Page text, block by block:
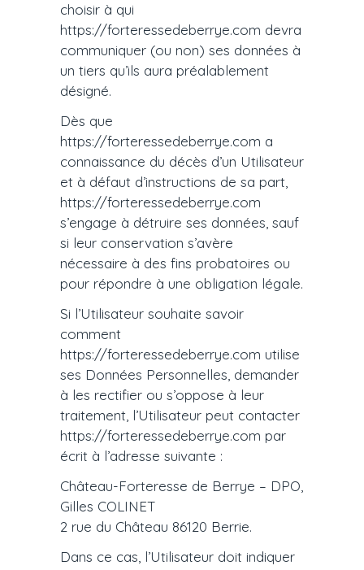
choisir à qui
https://forteressedeberrye.com devra
communiquer (ou non) ses données à
un tiers qu’ils aura préalablement
désigné.
Dès que
https://forteressedeberrye.com a
connaissance du décès d’un Utilisateur
et à défaut d’instructions de sa part,
https://forteressedeberrye.com
s’engage à détruire ses données, sauf
si leur conservation s’avère
nécessaire à des fins probatoires ou
pour répondre à une obligation légale.
Si l’Utilisateur souhaite savoir
comment
https://forteressedeberrye.com utilise
ses Données Personnelles, demander
à les rectifier ou s’oppose à leur
traitement, l’Utilisateur peut contacter
https://forteressedeberrye.com par
écrit à l’adresse suivante :
Château-Forteresse de Berrye – DPO,
Gilles COLINET
2 rue du Château 86120 Berrie.
Dans ce cas, l’Utilisateur doit indiquer